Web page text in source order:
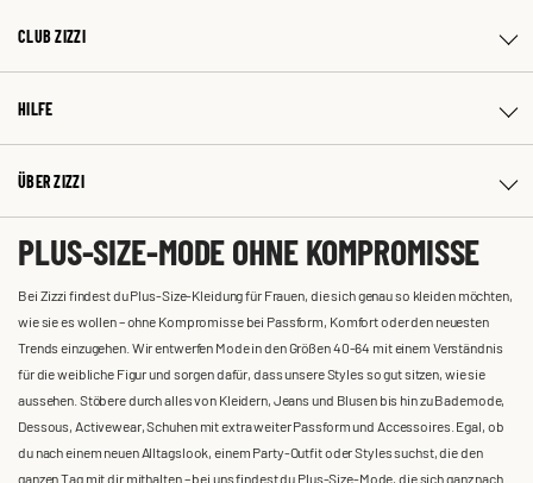
CLUB ZIZZI
HILFE
ÜBER ZIZZI
PLUS-SIZE-MODE OHNE KOMPROMISSE
Bei Zizzi findest du Plus-Size-Kleidung für Frauen, die sich genau so kleiden möchten,
wie sie es wollen – ohne Kompromisse bei Passform, Komfort oder den neuesten
Trends einzugehen. Wir entwerfen Mode in den Größen 40-64 mit einem Verständnis
für die weibliche Figur und sorgen dafür, dass unsere Styles so gut sitzen, wie sie
aussehen. Stöbere durch alles von Kleidern, Jeans und Blusen bis hin zu Bademode,
Dessous, Activewear, Schuhen mit extra weiter Passform und Accessoires. Egal, ob
du nach einem neuen Alltagslook, einem Party-Outfit oder Styles suchst, die den
ganzen Tag mit dir mithalten – bei uns findest du Plus-Size-Mode, die sich ganz nach